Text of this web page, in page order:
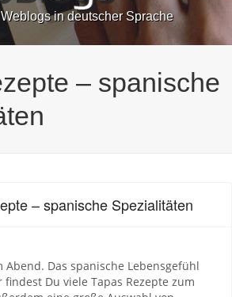
in deutscher Sprache
– spanische
– spanische Spezialitäten
Abend. Das spanische Lebensgefühl
Du viele Tapas Rezepte zum